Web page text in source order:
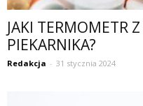
JAKI TERMOMETR
PIEKARNIKA?
Redakcja - 31 stycznia 2024